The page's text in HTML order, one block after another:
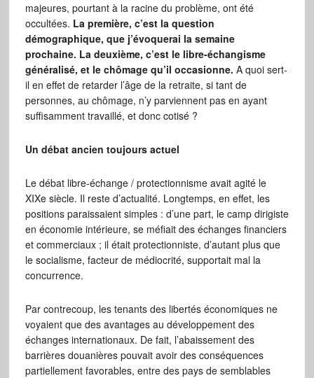
majeures, pourtant à la racine du problème, ont été
occultées. La première, c’est la question
démographique, que j’évoquerai la semaine
prochaine. La deuxième, c’est le libre-échangisme
généralisé, et le chômage qu’il occasionne. A quoi sert-
il en effet de retarder l’âge de la retraite, si tant de
personnes, au chômage, n’y parviennent pas en ayant
suffisamment travaillé, et donc cotisé ?
Un débat ancien toujours actuel
Le débat libre-échange / protectionnisme avait agité le
XIXe siècle. Il reste d’actualité. Longtemps, en effet, les
positions paraissaient simples : d’une part, le camp dirigiste
en économie intérieure, se méfiait des échanges financiers
et commerciaux ; il était protectionniste, d’autant plus que
le socialisme, facteur de médiocrité, supportait mal la
concurrence.
Par contrecoup, les tenants des libertés économiques ne
voyaient que des avantages au développement des
échanges internationaux. De fait, l’abaissement des
barrières douanières pouvait avoir des conséquences
partiellement favorables, entre des pays de semblables